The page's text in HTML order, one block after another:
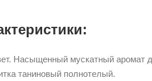
Насыщенный мускатный аромат
таниновый полнотелый.